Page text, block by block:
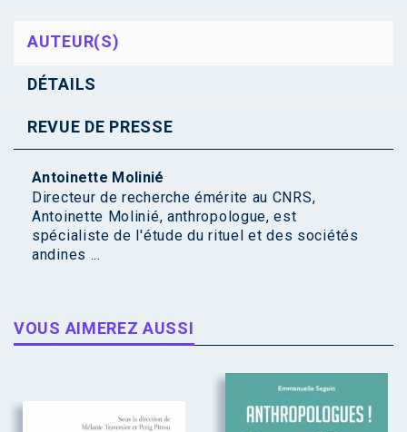
AUTEUR(S)
DÉTAILS
REVUE DE PRESSE
Antoinette Molinié
Directeur de recherche émérite au CNRS,
Antoinette Molinié, anthropologue, est
spécialiste de l'étude du rituel et des sociétés
andines ...
VOUS AIMEREZ AUSSI